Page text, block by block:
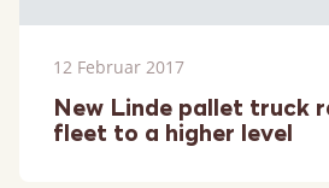
12 Februar 2017
New Linde pallet truck
fleet to a higher level